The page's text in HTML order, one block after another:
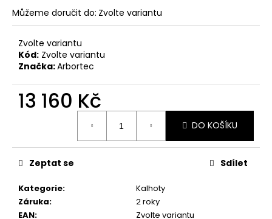
Můžeme doručit do: Zvolte variantu
Zvolte variantu
Kód: Zvolte variantu
Značka:Arbortec
13 160 Kč
DO KOŠÍKU
Kategorie:
Kalhoty
Záruka:
2 roky
EAN:
Zvolte variantu
Zeptat se Sdílet